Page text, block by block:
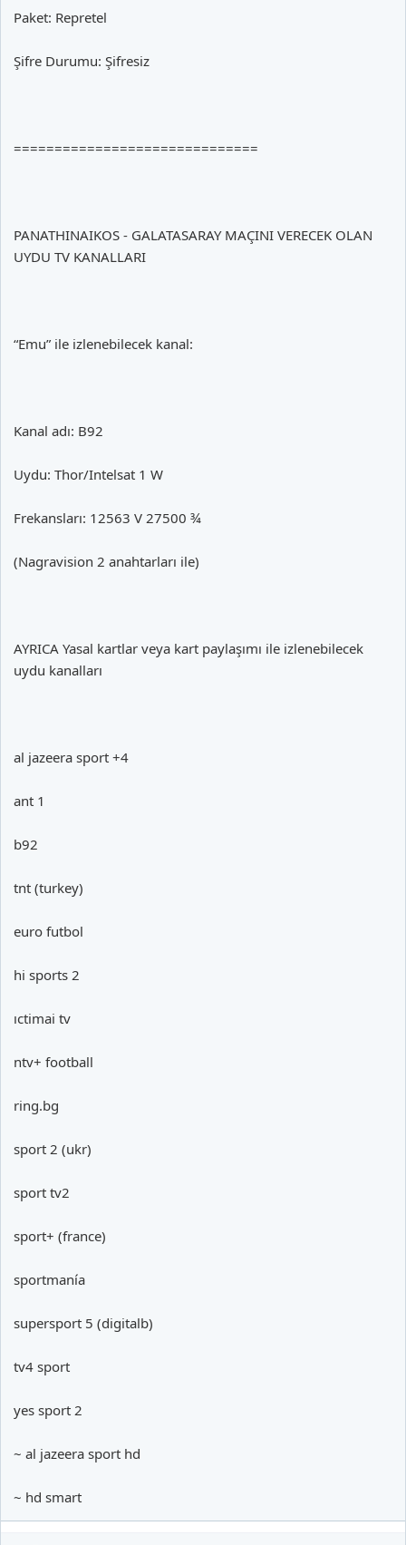
Paket: Repretel
Şifre Durumu: Şifresiz
==============================
PANATHINAIKOS - GALATASARAY MAÇINI VERECEK OLAN
UYDU TV KANALLARI
“Emu” ile izlenebilecek kanal:
Kanal adı: B92
Uydu: Thor/Intelsat 1 W
Frekansları: 12563 V 27500 ¾
(Nagravision 2 anahtarları ile)
AYRICA Yasal kartlar veya kart paylaşımı ile izlenebilecek
uydu kanalları
al jazeera sport +4
ant 1
b92
tnt (turkey)
euro futbol
hi sports 2
ıctimai tv
ntv+ football
ring.bg
sport 2 (ukr)
sport tv2
sport+ (france)
sportmanía
supersport 5 (digitalb)
tv4 sport
yes sport 2
~ al jazeera sport hd
~ hd smart